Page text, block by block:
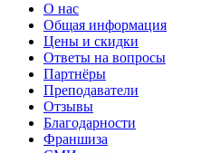
О нас
Общая информация
Цены и скидки
Ответы на вопросы
Партнёры
Преподаватели
Отзывы
Благодарности
Франшиза